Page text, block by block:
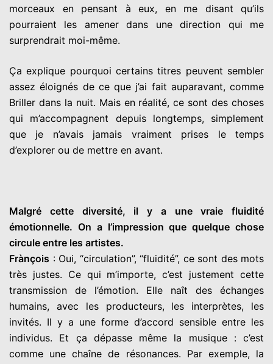
morceaux en pensant à eux, en me disant qu’ils
pourraient les amener dans une direction qui me
surprendrait moi-même.
Ça explique pourquoi certains titres peuvent sembler
assez éloignés de ce que j’ai fait auparavant, comme
Briller dans la nuit. Mais en réalité, ce sont des choses
qui m’accompagnent depuis longtemps, simplement
que je n’avais jamais vraiment prises le temps
d’explorer ou de mettre en avant.
Malgré cette diversité, il y a une vraie fluidité
émotionnelle. On a l’impression que quelque chose
circule entre les artistes.
Frànçois : Oui, “circulation”, “fluidité”, ce sont des mots
très justes. Ce qui m’importe, c’est justement cette
transmission de l’émotion. Elle naît des échanges
humains, avec les producteurs, les interprètes, les
invités. Il y a une forme d’accord sensible entre les
individus. Et ça dépasse même la musique : c’est
comme une chaîne de résonances. Par exemple, la